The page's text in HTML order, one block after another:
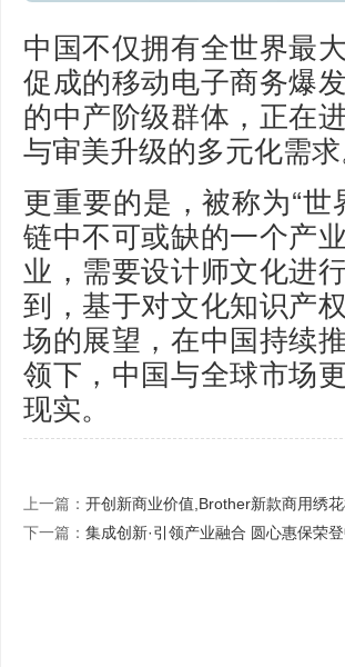
中国不仅拥有全世界最
促成的移动电子商务爆
的中产阶级群体，正在
与审美升级的多元化需求
更重要的是，被称为“
链中不可或缺的一个产
业，需要设计师文化进
到，基于对文化知识产
场的展望，在中国持续
领下，中国与全球市场
现实。
上一篇： 开创新商业价值,Brother新款商用绣
下一篇： 集成创新·引领产业融合 圆心惠保荣